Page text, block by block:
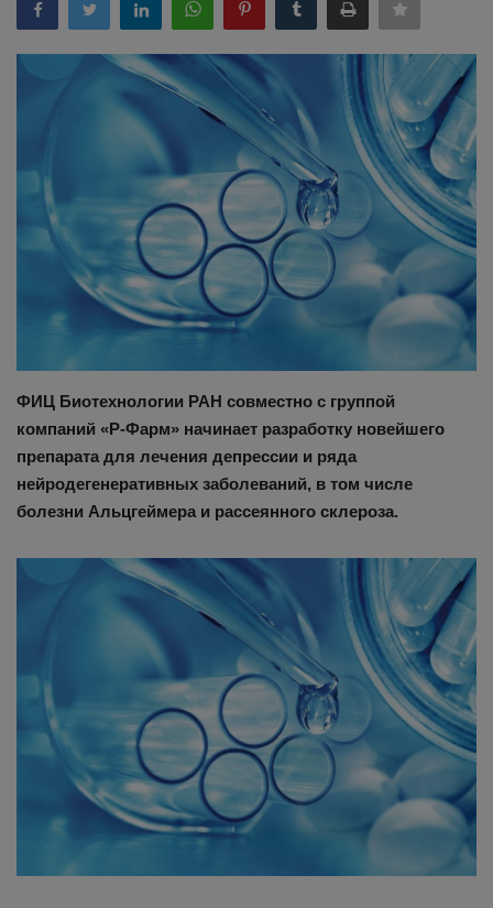
Наука и открытия
ФИЦ Биотехнологии РАН совместно с группой
компаний «Р-Фарм» начинает разработку новейшего
препарата для лечения депрессии и ряда
нейродегенеративных заболеваний, в том числе
болезни Альцгеймера и рассеянного склероза.